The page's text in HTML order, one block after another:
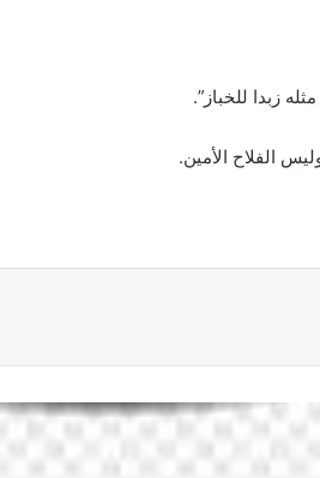
زبدا للخباز”.
الفلاح الأمين.